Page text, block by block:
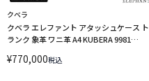
クベラ
クベラ エレファント アタッシュケース ト
ランク 象革 ワニ革 A4 KUBERA 9981
¥770,000税込